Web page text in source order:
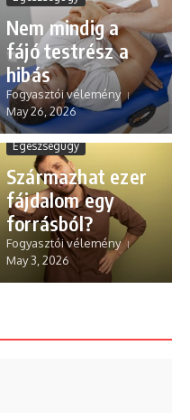
Nem mindig a
fájó testrész a
hibás
Fogyasztói vélemény
May 26, 2026
Egészségügy
Származhat ezer
fájdalom egy
forrásból?
Fogyasztói vélemény
May 3, 2026